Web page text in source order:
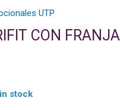
UTP
CON
stock